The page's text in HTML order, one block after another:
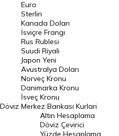
Pound Kuru
Frank Kuru
Riyal Kuru
Avustralya Doları
Danimarka Kronu Kuru
Kanada Doları Kuru
Norveç Kronu Kuru
İsveç Kronu Kuru
Döviz
Euro
Sterlin
Kanada Doları
İsviçre Frangı
Rus Rublesi
Suudi Riyali
Japon Yeni
Avustralya Doları
Norveç Kronu
Danimarka Kronu
İsveç Kronu
Merkez Bankası Kurlari
Altın Hesaplama
Döviz Çevirici
Yüzde Hesaplama